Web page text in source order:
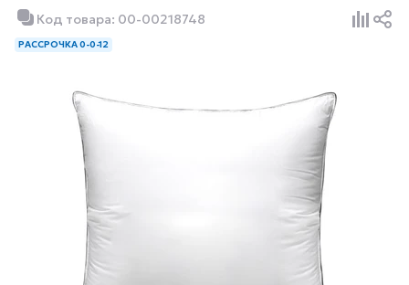
Код товара: 00-00218748
РАССРОЧКА 0-0-12